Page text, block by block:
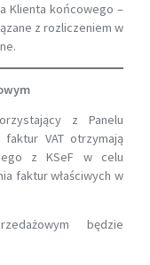
Klienta końcowego –
z rozliczeniem w
z Panelu
VAT otrzymają
z KSeF w celu
faktur właściwych w
będzie